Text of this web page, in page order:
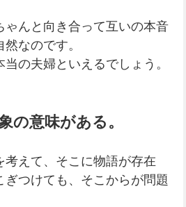
ゃんと向き合って互いの本音
なのです。
の夫婦といえるでしょう。
の意味がある。
考えて、そこに物語が存在
ぎつけても、そこからが問題